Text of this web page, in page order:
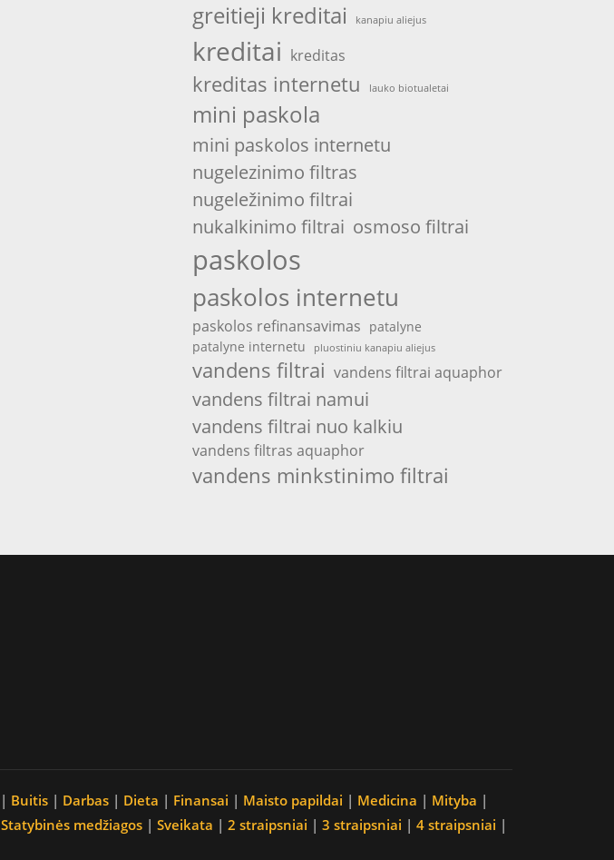
greitieji kreditai kanapiu aliejus
kreditai kreditas
kreditas internetu lauko biotualetai
mini paskola
mini paskolos internetu
nugelezinimo filtras
nugeležinimo filtrai
nukalkinimo filtrai osmoso filtrai
paskolos
paskolos internetu
paskolos refinansavimas patalyne
patalyne internetu
pluostiniu kanapiu aliejus
vandens filtrai vandens filtrai aquaphor
vandens filtrai namui
vandens filtrai nuo kalkiu
vandens filtras aquaphor
vandens minkstinimo filtrai
| Buitis | Darbas | Dieta | Finansai | Maisto papildai | Medicina | Mityba |
Statybinės medžiagos | Sveikata | 2 straipsniai | 3 straipsniai | 4 straipsniai |